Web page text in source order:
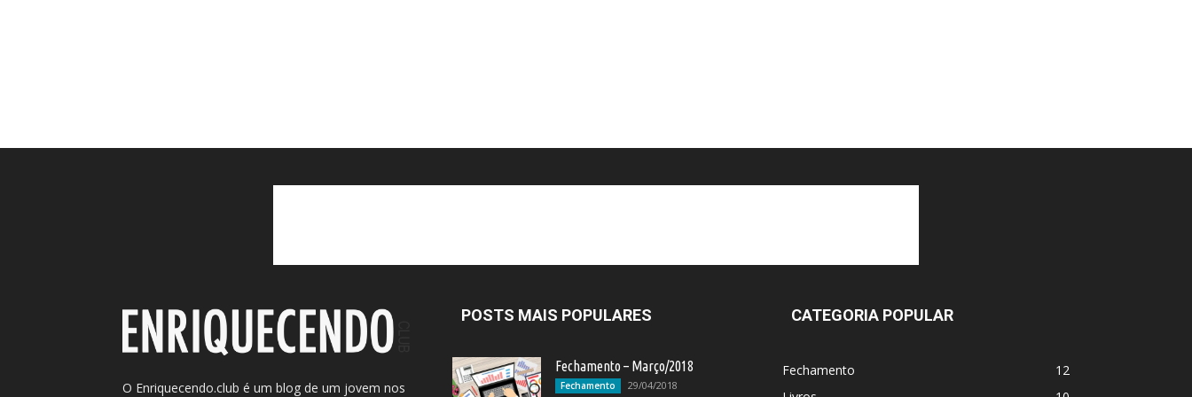
O Enriquecendo.club é um blog de um jovem nos
POSTS MAIS POPULARES
Fechamento – Março/2018
Fechamento 29/04/2018
CATEGORIA POPULAR
Fechamento
12